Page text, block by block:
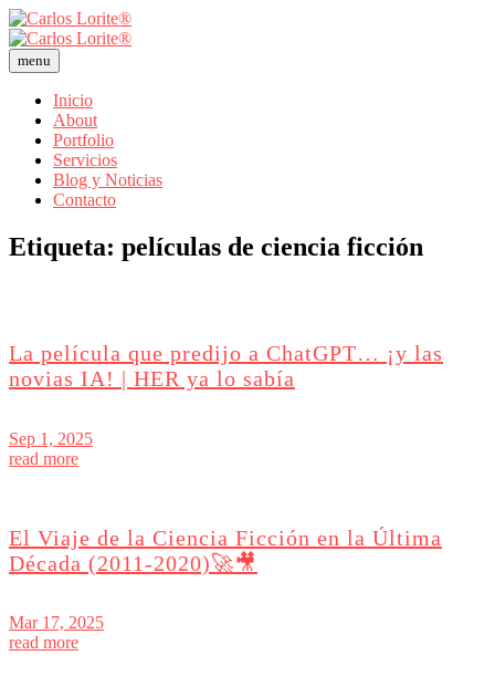
menu
Inicio
About
Portfolio
Servicios
Blog y Noticias
Contacto
Etiqueta: películas de ciencia ficción
La película que predijo a ChatGPT… ¡y las
novias IA! | HER ya lo sabía
Sep 1, 2025
read more
El Viaje de la Ciencia Ficción en la Última
Década (2011-2020)🚀🎥
Mar 17, 2025
read more